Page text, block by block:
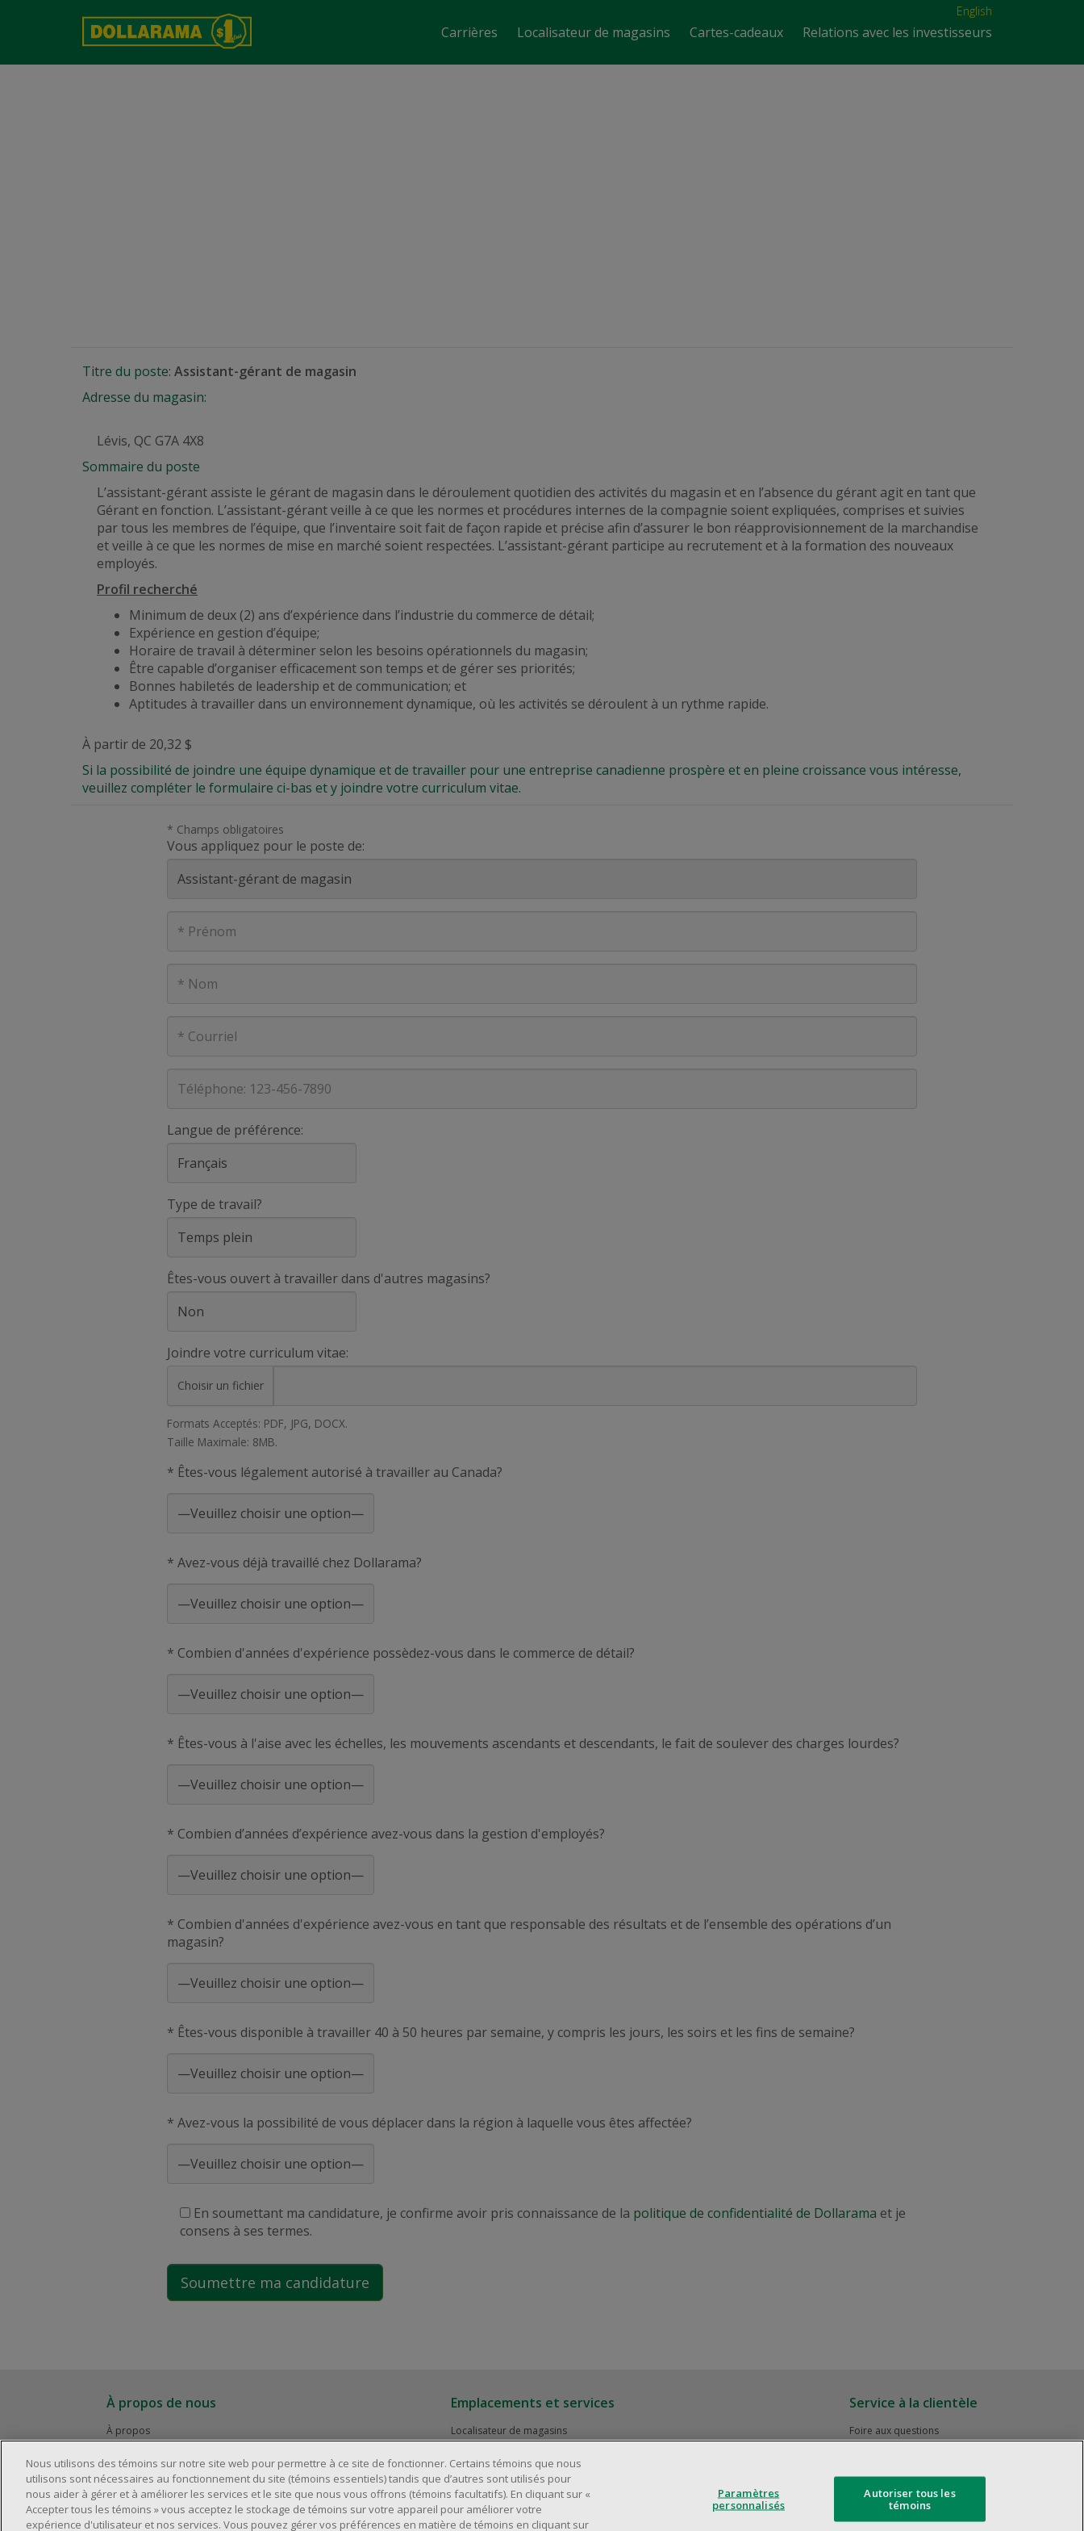
English
Carrières Localisateur de magasins Cartes-cadeaux Relations avec les investisseurs
Titre du poste: Assistant-gérant de magasin
Adresse du magasin:
Lévis, QC G7A 4X8
Sommaire du poste
L’assistant-gérant assiste le gérant de magasin dans le déroulement quotidien des activités du magasin et en l’absence du gérant agit en tant que
Gérant en fonction. L’assistant-gérant veille à ce que les normes et procédures internes de la compagnie soient expliquées, comprises et suivies
par tous les membres de l’équipe, que l’inventaire soit fait de façon rapide et précise afin d’assurer le bon réapprovisionnement de la marchandise
etveille à ce que les normes de mise en marché soient respectées. L’assistant-gérant participe au recrutement et à la formation des nouveaux
employés.
Profil recherché
Minimum de deux (2) ans d’expérience dans l’industrie du commerce de détail;
Expérience en gestion d’équipe;
Horaire de travail à déterminer selon les besoins opérationnels du magasin;
Être capable d’organiser efficacement son temps et de gérer ses priorités;
Bonnes habiletés de leadership et de communication; et
Aptitudes à travailler dans un environnement dynamique, où les activités se déroulent à un rythme rapide.
À partir de 20,32 $
Si la possibilité de joindre une équipe dynamique et de travailler pour une entreprise canadienne prospère et en pleine croissance vous intéresse,
veuillez compléter le formulaire ci-bas et y joindre votre curriculum vitae.
* Champs obligatoires
Vous appliquez pour le poste de:
Langue de préférence:
Type de travail?
Êtes-vous ouvert à travailler dans d'autres magasins?
Joindre votre curriculum vitae:
Choisir un fichier
Formats Acceptés: PDF, JPG, DOCX.
Taille Maximale: 8MB.
* Êtes-vous légalement autorisé à travailler au Canada?
* Avez-vous déjà travaillé chez Dollarama?
* Combien d'années d'expérience possèdez-vous dans le commerce de détail?
* Êtes-vous à l'aise avec les échelles, les mouvements ascendants et descendants, le fait de soulever des charges lourdes?
* Combien d’années d’expérience avez-vous dans la gestion d'employés?
* Combien d'années d'expérience avez-vous en tant que responsable des résultats et de l’ensemble des opérations d’un
magasin?
* Êtes-vous disponible à travailler 40 à 50 heures par semaine, y compris les jours, les soirs et les fins de semaine?
* Avez-vous la possibilité de vous déplacer dans la région à laquelle vous êtes affectée?
En soumettant ma candidature, je confirme avoir pris connaissance de la politique de confidentialité de Dollarama et je
consens à ses termes.
À propos de nous
À propos
Emplacements et services
Localisateur de magasins
Partenaires immobiliers
Service à la clientèle
Foire aux questions
Gestion des témoins
Nous utilisons des témoins sur notre site web pour permettre à ce site de fonctionner. Certains témoins que nous
utilisons sont nécessaires au fonctionnement du site (témoins essentiels) tandis que d’autres sont utilisés pour
nous aider à gérer et à améliorer les services et le site que nous vous offrons (témoins facultatifs). En cliquant sur «
Accepter tous les témoins » vous acceptez le stockage de témoins sur votre appareil pour améliorer votre
expérience d'utilisateur et nos services. Vous pouvez gérer vos préférences en matière de témoins en cliquant sur
Paramètres
personnalisés
Autoriser tous les
témoins